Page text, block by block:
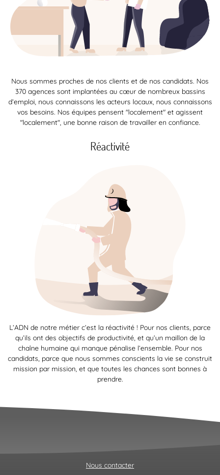
Nous sommes proches de nos clients et de nos candidats. Nos
370 agences sont implantées au cœur de nombreux bassins
d’emploi, nous connaissons les acteurs locaux, nous connaissons
vos besoins. Nos équipes pensent "localement" et agissent
"localement", une bonne raison de travailler en confiance.
Réactivité
L’ADN de notre métier c’est la réactivité ! Pour nos clients, parce
qu’ils ont des objectifs de productivité, et qu’un maillon de la
chaîne humaine qui manque pénalise l’ensemble. Pour nos
candidats, parce que nous sommes conscients la vie se construit
mission par mission, et que toutes les chances sont bonnes à
prendre.
Nous contacter